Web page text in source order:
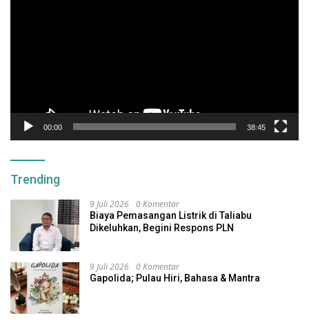
00:00 38:45
Trending
9 Juli 2026 0 Komentar
Biaya Pemasangan Listrik di Taliabu
Dikeluhkan, Begini Respons PLN
9 Juli 2026 0 Komentar
Gapolida; Pulau Hiri, Bahasa & Mantra